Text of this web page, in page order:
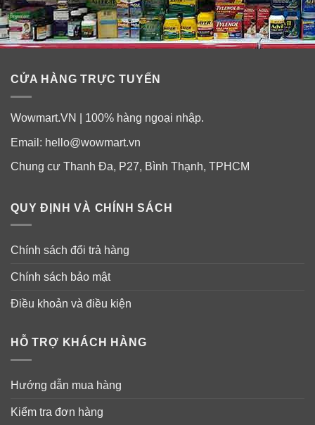
CỬA HÀNG TRỰC TUYẾN
Wowmart.VN | 100% hàng ngoại nhập.
Email: hello@wowmart.vn
Chung cư Thanh Đa, P27, Bình Thạnh, TPHCM
QUY ĐỊNH VÀ CHÍNH SÁCH
Chính sách đổi trả hàng
Chính sách bảo mật
Điều khoản và điều kiện
HỖ TRỢ KHÁCH HÀNG
Hướng dẫn mua hàng
Kiểm tra đơn hàng